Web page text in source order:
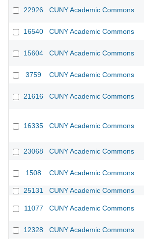
22926 CUNY Academic Commons
16540 CUNY Academic Commons
15604 CUNY Academic Commons
3759 CUNY Academic Commons
21616 CUNY Academic Commons
16335 CUNY Academic Commons
23068 CUNY Academic Commons
1508 CUNY Academic Commons
25131 CUNY Academic Commons
11077 CUNY Academic Commons
12328 CUNY Academic Commons